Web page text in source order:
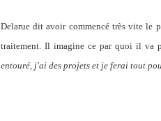
Delarue dit avoir commencé très vite le
traitement. Il imagine ce par quoi il va
entouré, j'ai des projets et je ferai tout